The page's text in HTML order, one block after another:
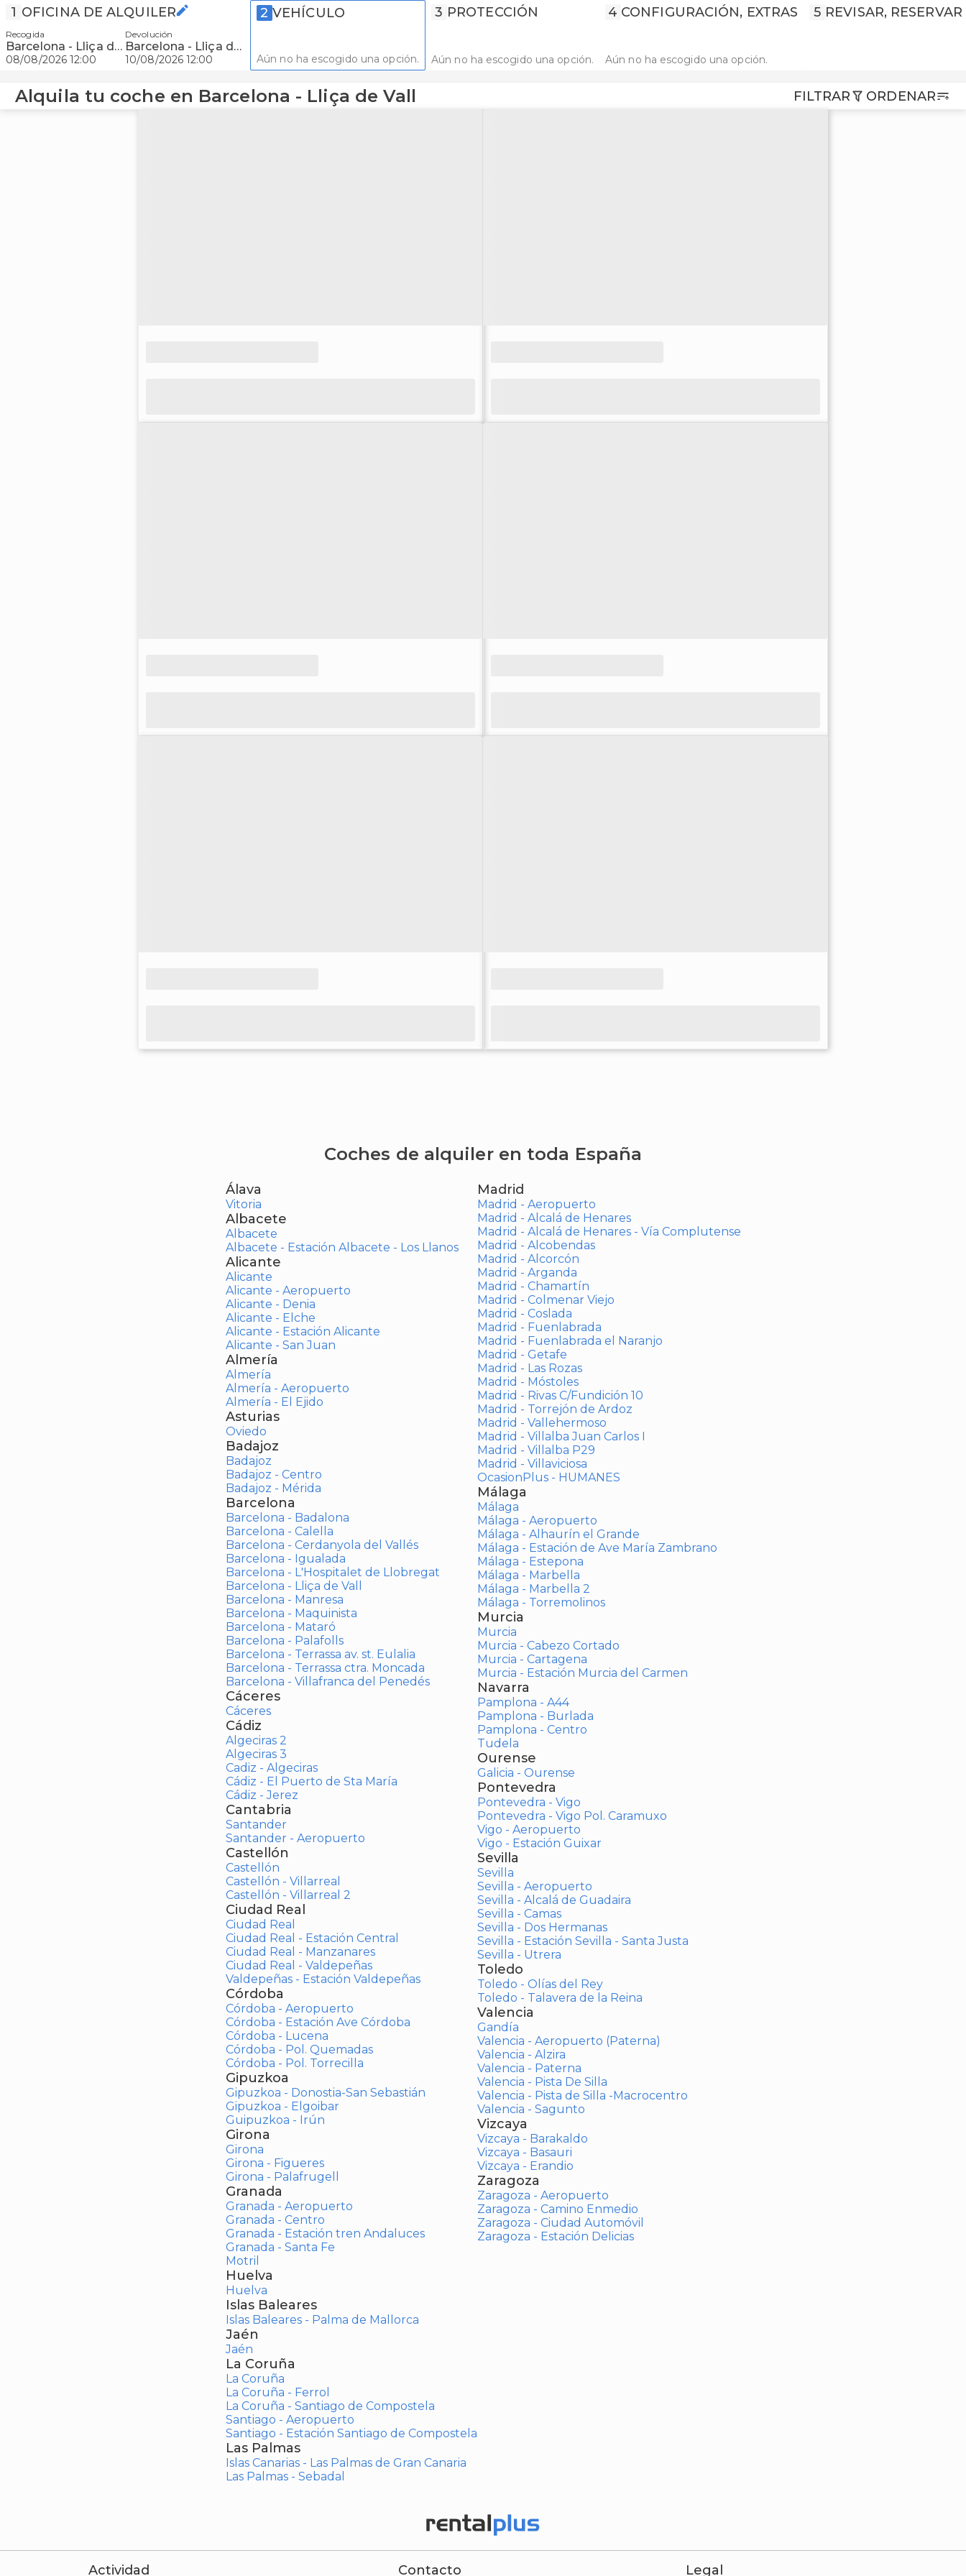
1 OFICINA DE ALQUILER
Recogida
Barcelona - Lliça de Vall
08/08/2026 12:00
Devolución
Barcelona - Lliça de Vall
10/08/2026 12:00
2 VEHÍCULO
Aún no ha escogido una opción.
3 PROTECCIÓN
Aún no ha escogido una opción.
4 CONFIGURACIÓN, EXTRAS
Aún no ha escogido una opción.
5 REVISAR, RESERVAR
Alquila tu coche en Barcelona - Lliça de Vall FILTRAR ORDENAR
Coches de alquiler en toda España
Álava
Vitoria
Albacete
Albacete
Albacete - Estación Albacete - Los Llanos
Alicante
Alicante
Alicante - Aeropuerto
Alicante - Denia
Alicante - Elche
Alicante - Estación Alicante
Alicante - San Juan
Almería
Almería
Almería - Aeropuerto
Almería - El Ejido
Asturias
Oviedo
Badajoz
Badajoz
Badajoz - Centro
Badajoz - Mérida
Barcelona
Barcelona - Badalona
Barcelona - Calella
Barcelona - Cerdanyola del Vallés
Barcelona - Igualada
Barcelona - L'Hospitalet de Llobregat
Barcelona - Lliça de Vall
Barcelona - Manresa
Barcelona - Maquinista
Barcelona - Mataró
Barcelona - Palafolls
Barcelona - Terrassa av. st. Eulalia
Barcelona - Terrassa ctra. Moncada
Barcelona - Villafranca del Penedés
Cáceres
Cáceres
Cádiz
Algeciras 2
Algeciras 3
Cadiz - Algeciras
Cádiz - El Puerto de Sta María
Cádiz - Jerez
Cantabria
Santander
Santander - Aeropuerto
Castellón
Castellón
Castellón - Villarreal
Castellón - Villarreal 2
Ciudad Real
Ciudad Real
Ciudad Real - Estación Central
Ciudad Real - Manzanares
Ciudad Real - Valdepeñas
Valdepeñas - Estación Valdepeñas
Córdoba
Córdoba - Aeropuerto
Córdoba - Estación Ave Córdoba
Córdoba - Lucena
Córdoba - Pol. Quemadas
Córdoba - Pol. Torrecilla
Gipuzkoa
Gipuzkoa - Donostia-San Sebastián
Gipuzkoa - Elgoibar
Guipuzkoa - Irún
Girona
Girona
Girona - Figueres
Girona - Palafrugell
Granada
Granada - Aeropuerto
Granada - Centro
Granada - Estación tren Andaluces
Granada - Santa Fe
Motril
Huelva
Huelva
Islas Baleares
Islas Baleares - Palma de Mallorca
Jaén
Jaén
La Coruña
La Coruña
La Coruña - Ferrol
La Coruña - Santiago de Compostela
Santiago - Aeropuerto
Santiago - Estación Santiago de Compostela
Las Palmas
Islas Canarias - Las Palmas de Gran Canaria
Las Palmas - Sebadal
Madrid
Madrid - Aeropuerto
Madrid - Alcalá de Henares
Madrid - Alcalá de Henares - Vía Complutense
Madrid - Alcobendas
Madrid - Alcorcón
Madrid - Arganda
Madrid - Chamartín
Madrid - Colmenar Viejo
Madrid - Coslada
Madrid - Fuenlabrada
Madrid - Fuenlabrada el Naranjo
Madrid - Getafe
Madrid - Las Rozas
Madrid - Móstoles
Madrid - Rivas C/Fundición 10
Madrid - Torrejón de Ardoz
Madrid - Vallehermoso
Madrid - Villalba Juan Carlos I
Madrid - Villalba P29
Madrid - Villaviciosa
OcasionPlus - HUMANES
Málaga
Málaga
Málaga - Aeropuerto
Málaga - Alhaurín el Grande
Málaga - Estación de Ave María Zambrano
Málaga - Estepona
Málaga - Marbella
Málaga - Marbella 2
Málaga - Torremolinos
Murcia
Murcia
Murcia - Cabezo Cortado
Murcia - Cartagena
Murcia - Estación Murcia del Carmen
Navarra
Pamplona - A44
Pamplona - Burlada
Pamplona - Centro
Tudela
Ourense
Galicia - Ourense
Pontevedra
Pontevedra - Vigo
Pontevedra - Vigo Pol. Caramuxo
Vigo - Aeropuerto
Vigo - Estación Guixar
Sevilla
Sevilla
Sevilla - Aeropuerto
Sevilla - Alcalá de Guadaira
Sevilla - Camas
Sevilla - Dos Hermanas
Sevilla - Estación Sevilla - Santa Justa
Sevilla - Utrera
Toledo
Toledo - Olías del Rey
Toledo - Talavera de la Reina
Valencia
Gandía
Valencia - Aeropuerto (Paterna)
Valencia - Alzira
Valencia - Paterna
Valencia - Pista De Silla
Valencia - Pista de Silla -Macrocentro
Valencia - Sagunto
Vizcaya
Vizcaya - Barakaldo
Vizcaya - Basauri
Vizcaya - Erandio
Zaragoza
Zaragoza - Aeropuerto
Zaragoza - Camino Enmedio
Zaragoza - Ciudad Automóvil
Zaragoza - Estación Delicias
Actividad Contacto Legal